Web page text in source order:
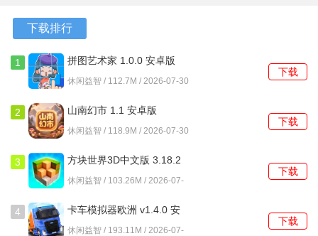
3、轨迹预设但存在微小的随机变化，每次弹射都需要根据实
时情况做出判断。
4、失败条件明确，小球飞出边界或被刺破都会结束当前对
局，强调操作的准确性。
游戏优势
1、单局时长通常控制在数分钟内，适合利用短暂空闲时间进
行一局。
2、分数获取与连续成功穿越圆环直接挂钩，鼓励追求更长的
连续成功记录。
下载排行
1 拼图艺术家 1.0.0 安卓版
休闲益智 / 112.7M / 2026-07-30
下载
2 山南幻市 1.1 安卓版
休闲益智 / 118.9M / 2026-07-30
下载
3
方块世界3D中文版 3.18.2
安卓版
休闲益智 / 103.26M / 2026-07-
下载
4
卡车模拟器欧洲 v1.4.0 安
卓版
休闲益智 / 193.11M / 2026-07-
下载